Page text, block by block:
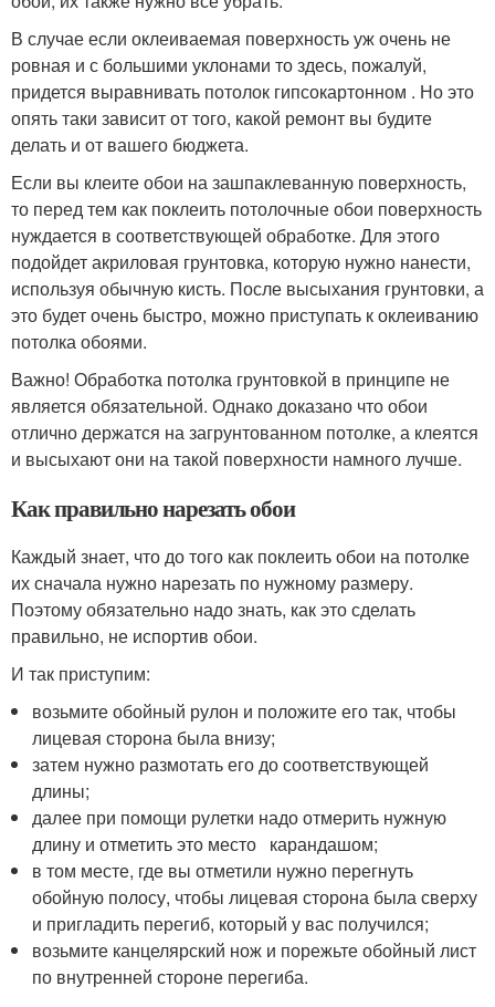
В случае если оклеиваемая поверхность уж очень не
ровная и с большими уклонами то здесь, пожалуй,
придется выравнивать потолок гипсокартонном . Но это
опять таки зависит от того, какой ремонт вы будите
делать и от вашего бюджета.
Если вы клеите обои на зашпаклеванную поверхность,
то перед тем как поклеить потолочные обои поверхность
нуждается в соответствующей обработке. Для этого
подойдет акриловая грунтовка, которую нужно нанести,
используя обычную кисть. После высыхания грунтовки, а
это будет очень быстро, можно приступать к оклеиванию
потолка обоями.
Важно! Обработка потолка грунтовкой в принципе не
является обязательной. Однако доказано что обои
отлично держатся на загрунтованном потолке, а клеятся
и высыхают они на такой поверхности намного лучше.
Как правильно нарезать обои
Каждый знает, что до того как поклеить обои на потолке
их сначала нужно нарезать по нужному размеру.
Поэтому обязательно надо знать, как это сделать
правильно, не испортив обои.
И так приступим:
возьмите обойный рулон и положите его так, чтобы
лицевая сторона была внизу;
затем нужно размотать его до соответствующей
длины;
далее при помощи рулетки надо отмерить нужную
длину и отметить это место карандашом;
в том месте, где вы отметили нужно перегнуть
обойную полосу, чтобы лицевая сторона была сверху
и пригладить перегиб, который у вас получился;
возьмите канцелярский нож и порежьте обойный лист
по внутренней стороне перегиба.